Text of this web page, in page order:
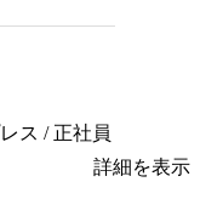
ス / 正社員
詳細を表示